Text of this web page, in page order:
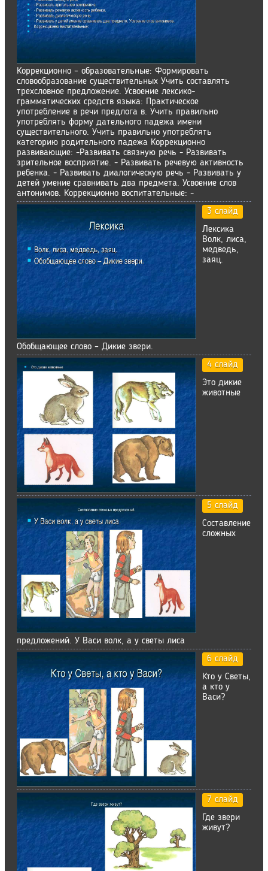
Коррекционно – образовательные: Формировать
словообразование существительных Учить составлять
трехсловное предложение. Усвоение лексико-
грамматических средств языка: Практическое
употребление в речи предлога в. Учить правильно
употреблять форму дательного падежа имени
существительного. Учить правильно употреблять
категорию родительного падежа Коррекционно
развивающие: -Развивать связную речь - Развивать
зрительное восприятие. - Развивать речевую активность
ребенка. - Развивать диалогическую речь - Развивать у
детей умение сравнивать два предмета. Усвоение слов
антонимов. Коррекционно воспитательные: -
3 слайд
Лексика
Волк, лиса,
медведь,
заяц.
Обобщающее слово – Дикие звери.
4 слайд
Это дикие
животные
5 слайд
Составление
сложных
предложений. У Васи волк, а у светы лиса
6 слайд
Кто у Светы,
а кто у
Васи?
7 слайд
Где звери
живут?